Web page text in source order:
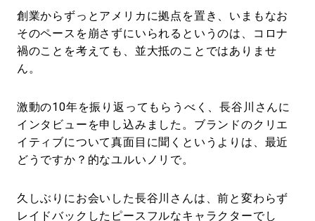
創業からずっとアメリカに拠点を置き、いまもなお
そのペースを崩さずにいられるというのは、コロナ
禍のことを考えても、並大抵のことではありませ
ん。
激動の10年を振り返ってもらうべく、長谷川さんに
インタビューを申し込みました。ブランドのクリエ
イティブについて真面目に聞くというよりは、最近
どうですか？的なユルいノリで。
久しぶりにお会いした長谷川さんは、前と変わらず
レイドバックしたピースフルなキャラクターでし